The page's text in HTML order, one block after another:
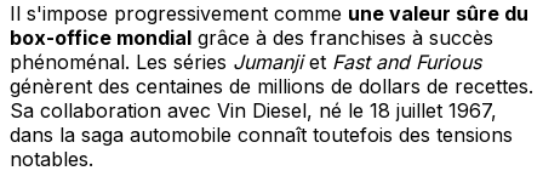
Il s'impose progressivement comme une valeur sûre du
box-office mondial grâce à des franchises à succès
phénoménal. Les séries Jumanjiet Fast and Furious
génèrent des centaines de millions de dollars de recettes.
Sa collaboration avec Vin Diesel, né le 18 juillet 1967,
dans la saga automobile connaît toutefois des tensions
notables.